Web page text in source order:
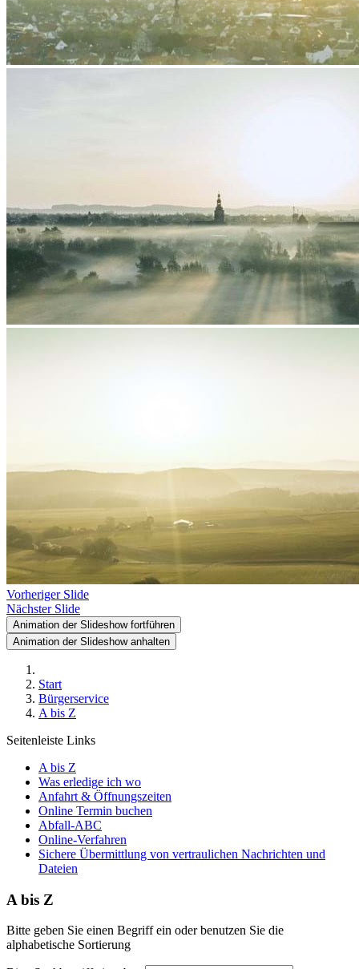
Vorheriger Slide
Nächster Slide
Animation der Slideshow fortführen
Animation der Slideshow anhalten
Start
Bürgerservice
A bis Z
Seitenleiste Links
A bis Z
Was erledige ich wo
Anfahrt & Öffnungszeiten
Online Termin buchen
Abfall-ABC
Online-Verfahren
Sichere Übermittlung von vertraulichen Nachrichten und
Dateien
A bis Z
Bitte geben Sie einen Begriff ein oder benutzen Sie die
alphabetische Sortierung